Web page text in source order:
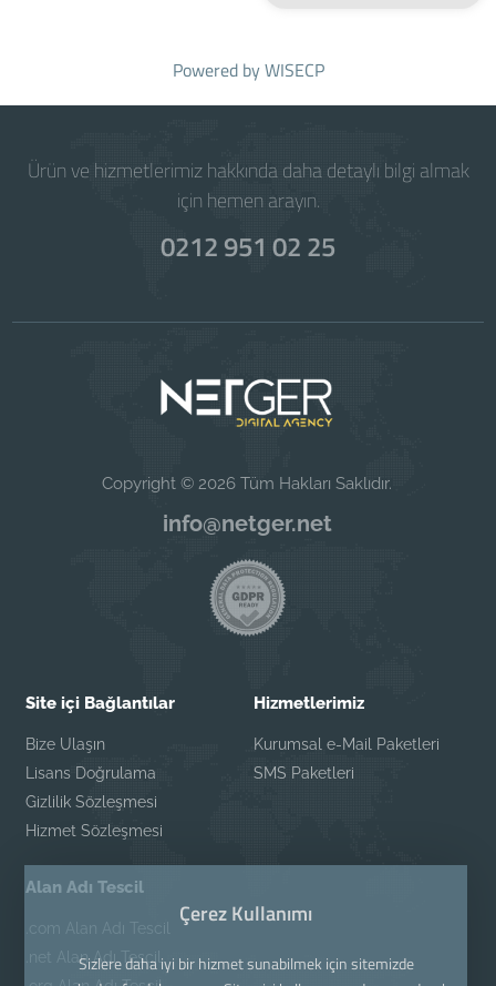
Powered byWISECP
Ürün ve hizmetlerimiz hakkında daha detaylı bilgi almak
için hemen arayın.
0212 951 02 25
Copyright © 2026 Tüm Hakları Saklıdır.
info@netger.net
Site içi Bağlantılar
Bize Ulaşın
Lisans Doğrulama
Gizlilik Sözleşmesi
Hizmet Sözleşmesi
Hizmetlerimiz
Kurumsal e-Mail Paketleri
SMS Paketleri
Alan Adı Tescil
.com Alan Adı Tescil
.net Alan Adı Tescil
Çerez Kullanımı
Sizlere daha iyi bir hizmet sunabilmek için sitemizde